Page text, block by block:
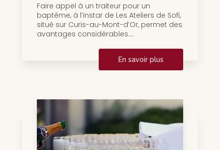
Faire appel à un traiteur pour un
baptême, à l’instar de Les Ateliers de Sofi,
situé sur Curis-au-Mont-d’Or, permet des
avantages considérables....
En savoir plus